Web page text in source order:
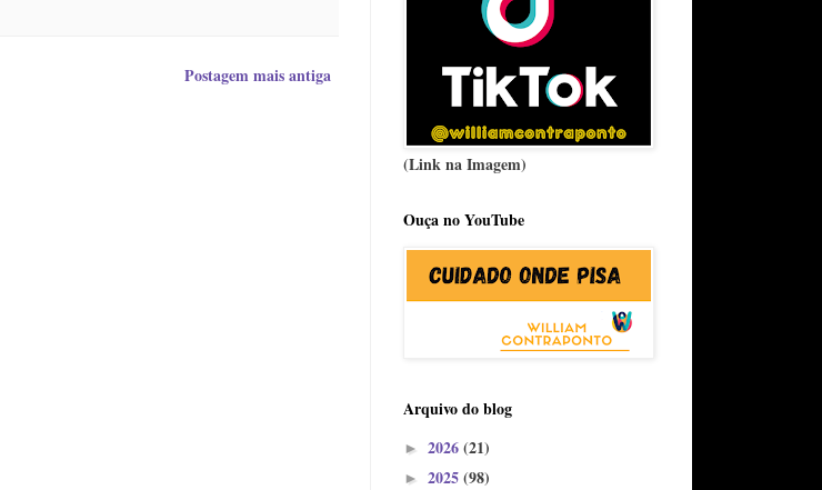
Postagem mais antiga
(Link na Imagem)
Ouça no YouTube
Arquivo do blog
► 2026(21)
► 2025(98)